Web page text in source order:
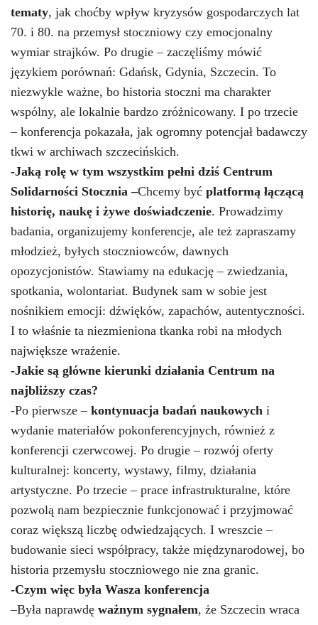
tematy, jak choćby wpływ kryzysów gospodarczych lat
70. i 80. na przemysł stoczniowy czy emocjonalny
wymiar strajków. Po drugie – zaczęliśmy mówić
językiem porównań: Gdańsk, Gdynia, Szczecin. To
niezwykle ważne, bo historia stoczni ma charakter
wspólny, ale lokalnie bardzo zróżnicowany. I po trzecie
– konferencja pokazała, jak ogromny potencjał badawczy
tkwi w archiwach szczecińskich.
-Jaką rolę w tym wszystkim pełni dziś Centrum
Solidarności Stocznia–Chcemy być platformą łączącą
historię, naukę i żywe doświadczenie. Prowadzimy
badania, organizujemy konferencje, ale też zapraszamy
młodzież, byłych stoczniowców, dawnych
opozycjonistów. Stawiamy na edukację – zwiedzania,
spotkania, wolontariat. Budynek sam w sobie jest
nośnikiem emocji: dźwięków, zapachów, autentyczności.
I to właśnie ta niezmieniona tkanka robi na młodych
największe wrażenie.
-Jakie są główne kierunki działania Centrum na
najbliższy czas?
-Po pierwsze – kontynuacja badań naukowych i
wydanie materiałów pokonferencyjnych, również z
konferencji czerwcowej. Po drugie – rozwój oferty
kulturalnej: koncerty, wystawy, filmy, działania
artystyczne. Po trzecie – prace infrastrukturalne, które
pozwolą nam bezpiecznie funkcjonować i przyjmować
coraz większą liczbę odwiedzających. I wreszcie –
budowanie sieci współpracy, także międzynarodowej, bo
historia przemysłu stoczniowego nie zna granic.
-Czym więc była Wasza konferencja
–Była naprawdę ważnym sygnałem, że Szczecin wraca